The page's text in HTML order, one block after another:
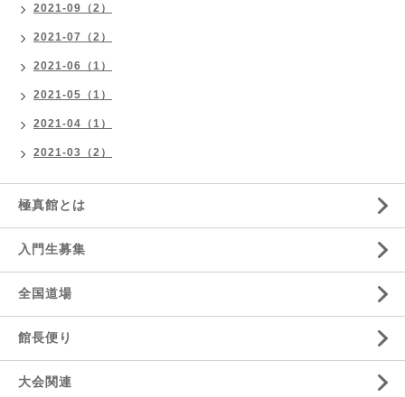
2021-09（2）
2021-07（2）
2021-06（1）
2021-05（1）
2021-04（1）
2021-03（2）
極真館とは
入門生募集
全国道場
館長便り
大会関連